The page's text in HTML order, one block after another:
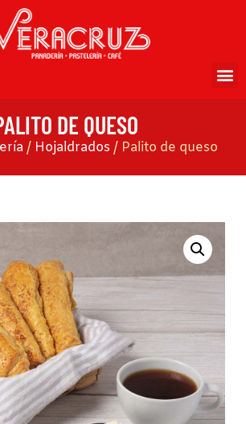
DE QUESO
/ Hojaldrados / Palito de queso